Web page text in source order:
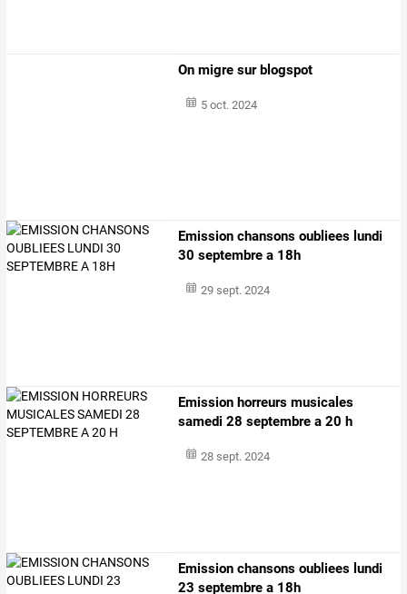
On migre sur blogspot
5 oct. 2024
Emission chansons oubliees lundi
30 septembre a 18h
29 sept. 2024
Emission horreurs musicales
samedi 28 septembre a 20 h
28 sept. 2024
Emission chansons oubliees lundi
23 septembre a 18h